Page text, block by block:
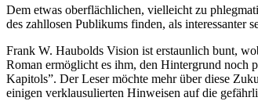
Dem etwas oberflächlichen, vielleicht zu
des zahllosen Publikums finden, als interessanter
Frank W. Haubolds Vision ist erstaunlich bunt,
Roman ermöglicht es ihm, den Hintergrund noch
Kapitols”. Der Leser möchte mehr über diese
einigen verklausulierten Hinweisen auf die